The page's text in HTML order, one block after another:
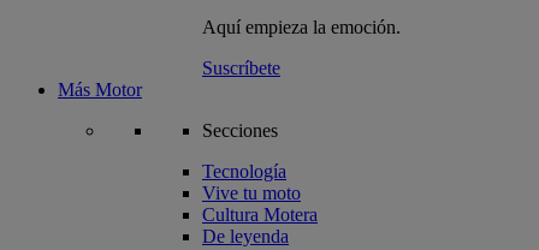
Aquí empieza la emoción.
Suscríbete
Más Motor
Secciones
Tecnología
Vive tu moto
Cultura Motera
De leyenda